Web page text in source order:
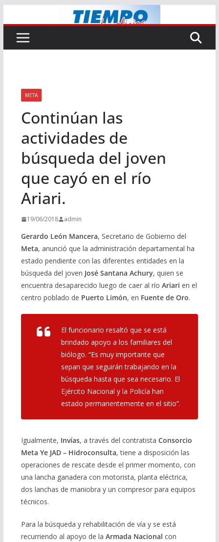
al
contenido
META
Continúan las
actividades de
búsqueda del joven
que cayó en el río
Ariari.
19/06/2018 admin
Gerardo León Mancera, Secretario de Gobierno del
Meta, anunció que la administración departamental ha
estado pendiente con las diferentes entidades en la
búsqueda del joven José Santana Achury, quien se
encuentra desaparecido luego de caer al río Ariari en el
centro poblado de Puerto Limón, en Fuente de Oro.
El funcionario resaltó que se está
brindado apoyo a los familiares del
biólogo. “Es muy importante que
sepan que seguirán trabajando en la
búsqueda hasta que sea necesario. El
Ejército Nacional y la Policía han
estado permanentemente en el sitio”.
Igualmente, Invías, a través del contratista Consorcio
Meta Ye JAD – Hidroconsulta, tiene a disposición las
operaciones de rescate desde el primer momento, con
una lancha ganadera con motorista, planta eléctrica,
dos lanchas de maniobra y un compresor para equipos
técnicos.
Para la búsqueda y rehabilitación de vía y se está
recurriendo al apoyo de la Armada Nacional con